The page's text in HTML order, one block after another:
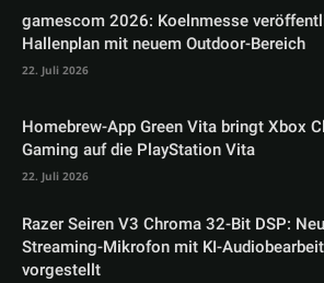
gamescom 2026: Koelnmesse
Hallenplan mit neuem Outdoor-Bereich
22. Juli 2026
Homebrew-App Green Vita bringt Xbox
Gaming auf die PlayStation Vita
22. Juli 2026
Razer Seiren V3 Chroma 32-Bit DSP:
Streaming-Mikrofon mit KI-
vorgestellt